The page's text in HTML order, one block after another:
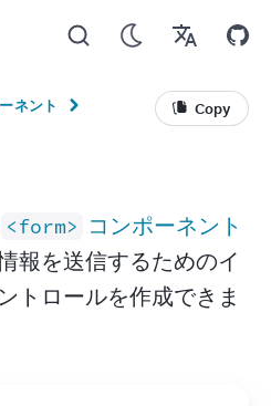
ネント Copy
<form> コンポーネント
報を送信するためのイ
トロールを作成できま